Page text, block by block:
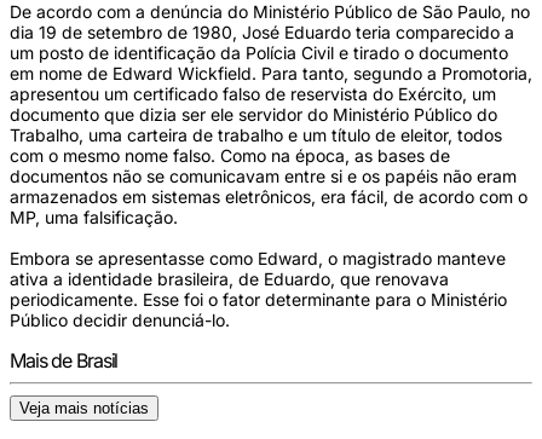
De acordo com a denúncia do Ministério Público de São Paulo, no
dia 19 de setembro de 1980, José Eduardo teria comparecido a
um posto de identificação da Polícia Civil e tirado o documento
em nome de Edward Wickfield. Para tanto, segundo a Promotoria,
apresentou um certificado falso de reservista do Exército, um
documento que dizia ser ele servidor do Ministério Público do
Trabalho, uma carteira de trabalho e um título de eleitor, todos
com o mesmo nome falso. Como na época, as bases de
documentos não se comunicavam entre si e os papéis não eram
armazenados em sistemas eletrônicos, era fácil, de acordo com o
MP, uma falsificação.
Embora se apresentasse como Edward, o magistrado manteve
ativa a identidade brasileira, de Eduardo, que renovava
periodicamente. Esse foi o fator determinante para o Ministério
Público decidir denunciá-lo.
Mais de Brasil
Veja mais notícias